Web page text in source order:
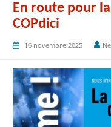
En route pour
COPdici
16 novembre 2025